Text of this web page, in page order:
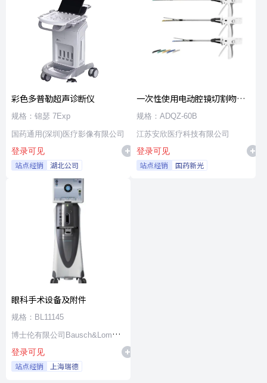
彩色多普勒超声诊断仪
规格：锦瑟 7Exp
国药通用(深圳)医疗影像有限公司
登录可见
站点经销 湖北公司
一次性使用电动腔镜切割吻合
器及组件
规格：ADQZ-60B
江苏安欣医疗科技有限公司
登录可见
站点经销 国药新光
眼科手术设备及附件
规格：BL11145
博士伦有限公司Bausch&Lomb
Incorporated
登录可见
站点经销 上海瑞德